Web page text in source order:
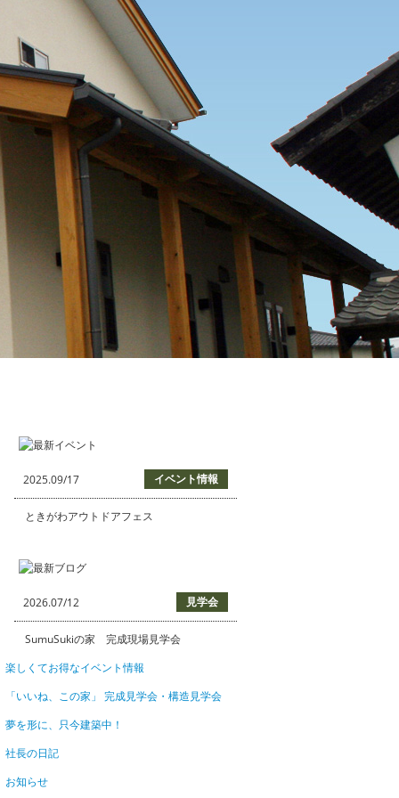
2025.09/17 イベント情報
ときがわアウトドアフェス
2026.07/12 見学会
SumuSukiの家 完成現場見学会
楽しくてお得なイベント情報
「いいね、この家」 完成見学会・構造見学会
夢を形に、只今建築中！
社長の日記
お知らせ